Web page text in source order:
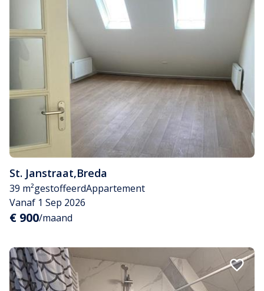
St. Janstraat,Breda
39 m²gestoffeerdAppartement
Vanaf 1 Sep 2026
€ 900/maand